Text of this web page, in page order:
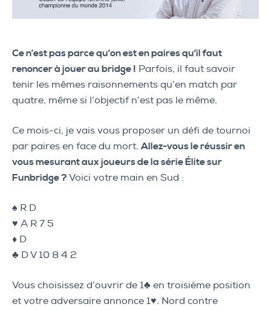
Ce n’est pas parce qu’on est en paires qu’il faut
renoncer à jouer au bridge ! Parfois, il faut savoir
tenir les mêmes raisonnements qu’en match par
quatre, même si l’objectif n’est pas le même.
Ce mois-ci, je vais vous proposer un défi de tournoi
par paires en face du mort.Allez-vous le réussir en
vous mesurant aux joueurs de la série Élite sur
Funbridge ? Voici votre main en Sud :
♠️ R D
♥️ A R 7 5
♦️ D
♣️ D V 10 8 4 2
Vous choisissez d’ouvrir de 1♣ en troisième position
et votre adversaire annonce 1♥. Nord contre